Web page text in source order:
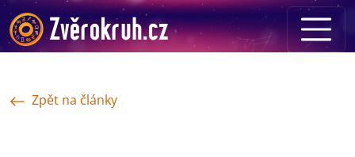
Zpět na články